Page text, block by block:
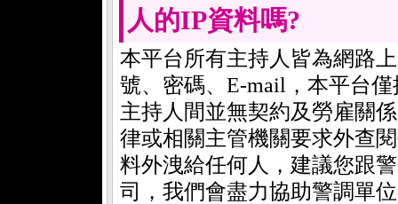
人的IP資料嗎?
本平台所有主持人皆為網路
號、密碼、E-mail，本平台
主持人間並無契約及勞雇關
律或相關主管機關要求外查
料外洩給任何人，建議您跟
司，我們會盡力協助警調單